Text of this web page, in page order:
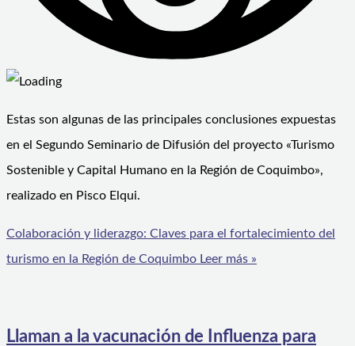
Estas son algunas de las principales conclusiones expuestas
en el Segundo Seminario de Difusión del proyecto «Turismo
Sostenible y Capital Humano en la Región de Coquimbo»,
realizado en Pisco Elqui.
Colaboración y liderazgo: Claves para el fortalecimiento del
turismo en la Región de Coquimbo Leer más »
Llaman a la vacunación de Influenza para